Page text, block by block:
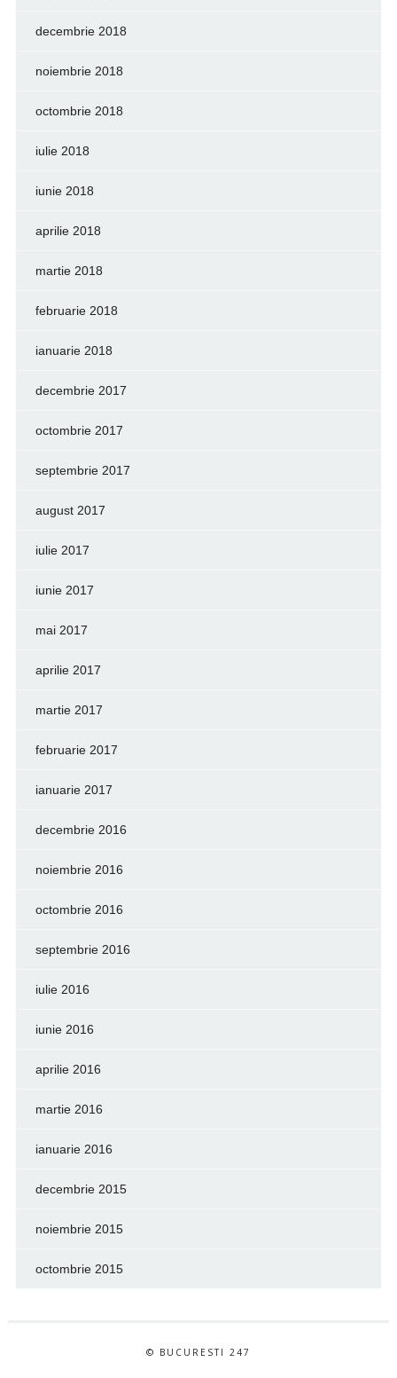
decembrie 2018
noiembrie 2018
octombrie 2018
iulie 2018
iunie 2018
aprilie 2018
martie 2018
februarie 2018
ianuarie 2018
decembrie 2017
octombrie 2017
septembrie 2017
august 2017
iulie 2017
iunie 2017
mai 2017
aprilie 2017
martie 2017
februarie 2017
ianuarie 2017
decembrie 2016
noiembrie 2016
octombrie 2016
septembrie 2016
iulie 2016
iunie 2016
aprilie 2016
martie 2016
ianuarie 2016
decembrie 2015
noiembrie 2015
octombrie 2015
© BUCURESTI 247